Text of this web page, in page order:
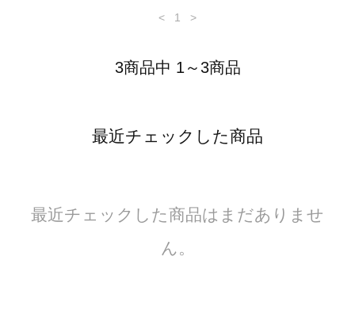
< 1 >
3商品中 1～3商品
最近チェックした商品
最近チェックした商品はまだありませ
ん。